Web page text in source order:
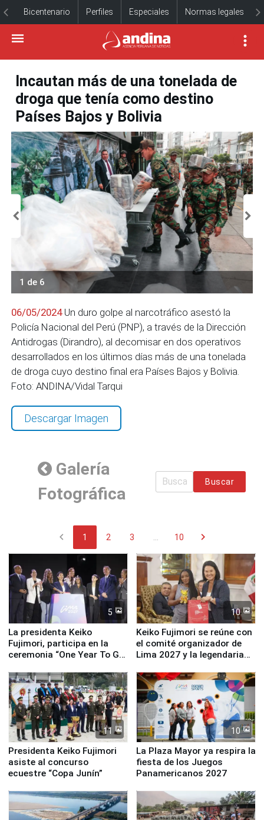
Bicentenario Perfiles Especiales Normas legales
Incautan más de una tonelada de
droga que tenía como destino
Países Bajos y Bolivia
1 de 6
06/05/2024Un duro golpe al narcotráfico asestó la
Policía Nacional del Perú (PNP), a través de la Dirección
Antidrogas (Dirandro), al decomisar en dos operativos
desarrollados en los últimos días más de una tonelada
de droga cuyo destino final era Países Bajos y Bolivia.
Foto: ANDINA/Vidal Tarqui
Descargar Imagen
Galería
Fotográfica
Buscar
chevron_left 1 2 3 10 chevron_right
5
La presidenta Keiko
Fujimori, participa en la
ceremonia “One Year To Go
10
Keiko Fujimori se reúne con
el comité organizador de
Lima 2027 y la legendaria
11
Presidenta Keiko Fujimori
asiste al concurso
ecuestre “Copa Junín”
10
La Plaza Mayor ya respira la
fiesta de los Juegos
Panamericanos 2027